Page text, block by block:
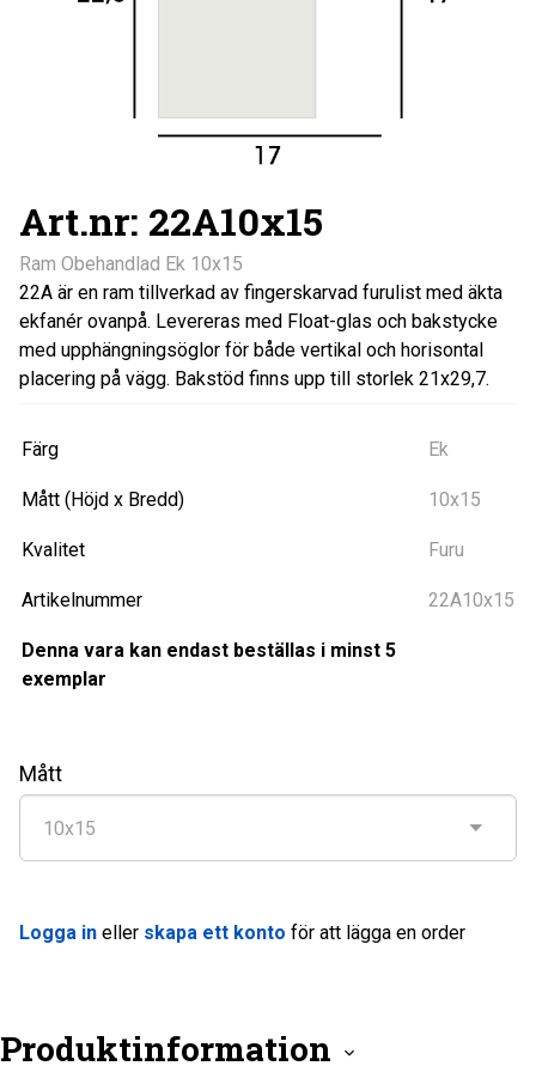
Art.nr: 22A10x15
Ram Obehandlad Ek 10x15
22A är en ram tillverkad av fingerskarvad furulist med äkta
ekfanér ovanpå. Levereras med Float-glas och bakstycke
med upphängningsöglor för både vertikal och horisontal
placering på vägg. Bakstöd finns upp till storlek 21x29,7.
Färg Ek
Mått (Höjd x Bredd) 10x15
Kvalitet Furu
Artikelnummer 22A10x15
Denna vara kan endast beställas i minst 5
exemplar
Mått
Logga in eller skapa ett konto för att lägga en order
Produktinformation